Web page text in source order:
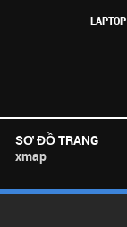
LAPTOP
SƠ ĐỒ TRANG
xmap